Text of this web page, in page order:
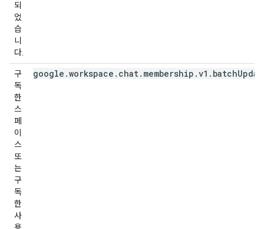
되
었
습
니
다.
구
독
한
스
페
이
스
또
는
구
독
한
사